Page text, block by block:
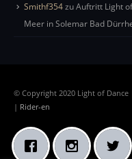
Smithf354zuAuftritt Light
Meer in Solemar Bad
© Copyright 2020 Light of Dance
| Rider-en